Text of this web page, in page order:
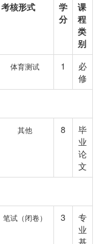
考核形式
学
分
课
程
类
别
体育测试 1
必
修
其他 8
毕
业
论
文
笔试（闭卷） 3
专
业
基